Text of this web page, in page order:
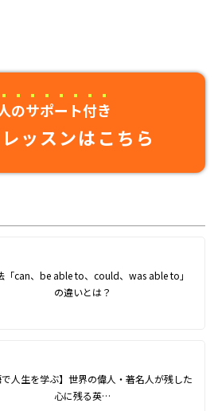
のサポート付き
ッスンはこちら
「can、be able to、could、was able to」
の違いとは？
で人生を学ぶ】世界の偉人・著名人が残した
心に残る英…